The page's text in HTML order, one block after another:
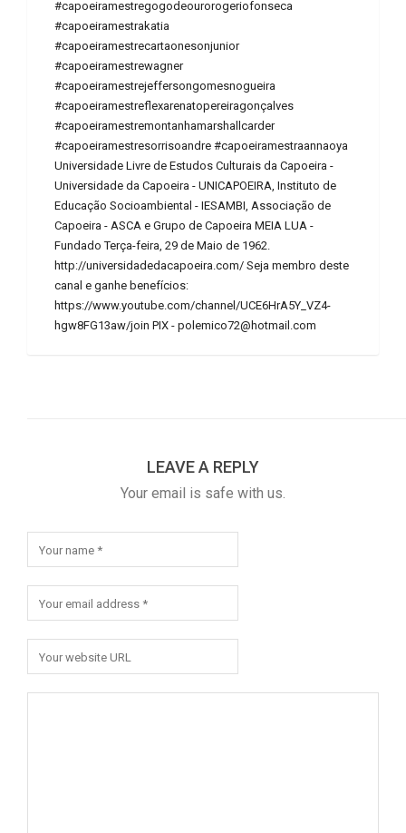
#capoeiramestregogodeourorogeriofonseca
#capoeiramestrakatia
#capoeiramestrecartaonesonjunior
#capoeiramestrewagner
#capoeiramestrejeffersongomesnogueira
#capoeiramestreflexarenatopereiragonçalves
#capoeiramestremontanhamarshallcarder
#capoeiramestresorrisoandre #capoeiramestraannaoya
Universidade Livre de Estudos Culturais da Capoeira -
Universidade da Capoeira - UNICAPOEIRA, Instituto de
Educação Socioambiental - IESAMBI, Associação de
Capoeira - ASCA e Grupo de Capoeira MEIA LUA -
Fundado Terça-feira, 29 de Maio de 1962.
http://universidadedacapoeira.com/ Seja membro deste
canal e ganhe benefícios:
https://www.youtube.com/channel/UCE6HrA5Y_VZ4-
hgw8FG13aw/join PIX - polemico72@hotmail.com
LEAVE A REPLY
Your email is safe with us.